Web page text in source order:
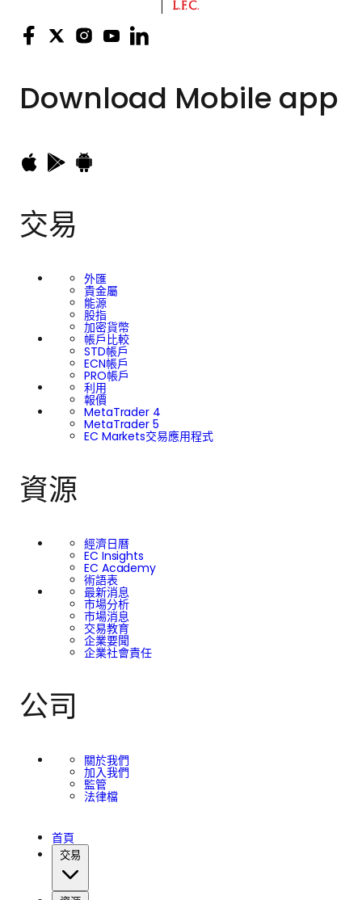
Download Mobile app
交易
外匯
貴金屬
能源
股指
加密貨幣
帳戶比較
STD帳戶
ECN帳戶
PRO帳戶
利用
報價
MetaTrader 4
MetaTrader 5
EC Markets交易應用程式
資源
經濟日曆
EC Insights
EC Academy
術語表
最新消息
市場分析
市場消息
交易教育
企業要聞
企業社會責任
公司
關於我們
加入我們
監管
法律檔
首頁
交易